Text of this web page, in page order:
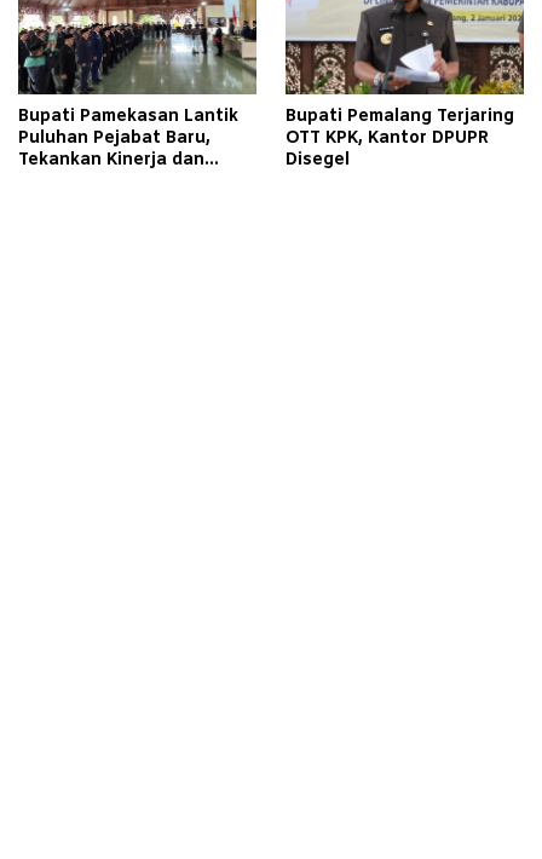
Bupati Pamekasan Lantik
Puluhan Pejabat Baru,
Tekankan Kinerja dan
Bupati Pemalang Terjaring
OTT KPK, Kantor DPUPR
Disegel